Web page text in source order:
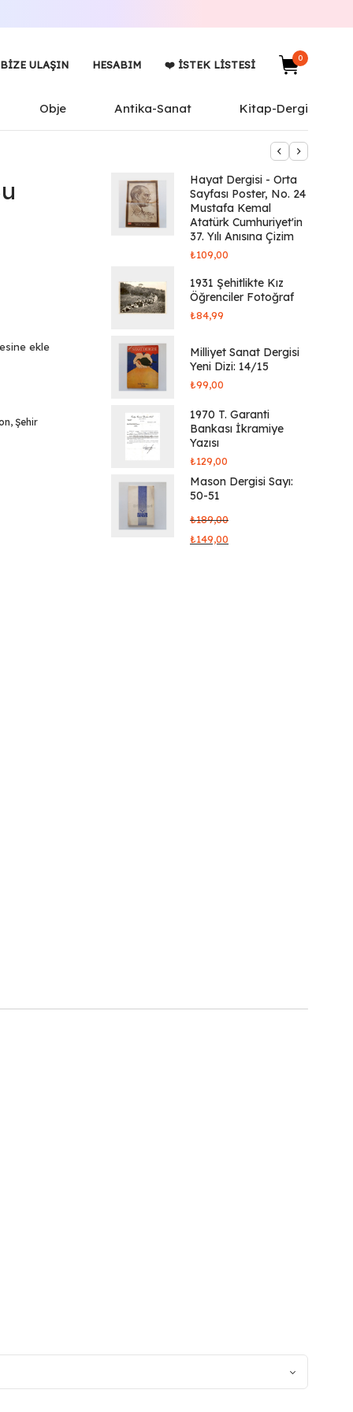
BIZE ULAŞIN HESABIM ❤️ İSTEK LISTESI
0
Obje Antika-Sanat Kitap-Dergi
ekle
, Şehir
Hayat Dergisi - Orta
Sayfası Poster, No. 24
Mustafa Kemal
Atatürk Cumhuriyet'in
37. Yılı Anısına Çizim
₺109,00
1931 Şehitlikte Kız
Öğrenciler Fotoğraf
₺84,99
Milliyet Sanat Dergisi
Yeni Dizi: 14/15
₺99,00
1970 T. Garanti
Bankası İkramiye
Yazısı
₺129,00
Mason Dergisi Sayı:
50-51
₺189,00
₺149,00